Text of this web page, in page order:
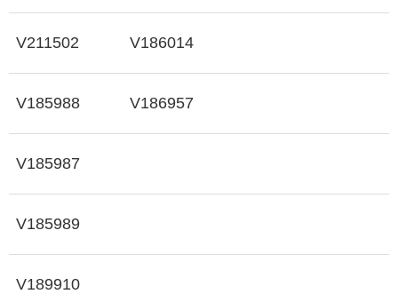
V211502 V186014
V185988 V186957
V185987
V185989
V189910